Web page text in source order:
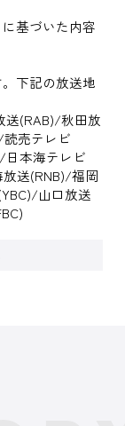
基づいた内容
下記の放送地
送(RAB)/秋田放
売テレビ
本海テレビ
送(RNB)/福岡
山口放送